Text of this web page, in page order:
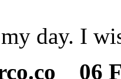
day. I
06